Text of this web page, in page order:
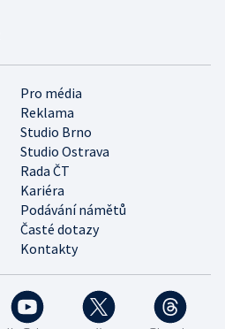
Pro média
Reklama
Studio Brno
Studio Ostrava
Rada ČT
Kariéra
Podávání námětů
Časté dotazy
Kontakty